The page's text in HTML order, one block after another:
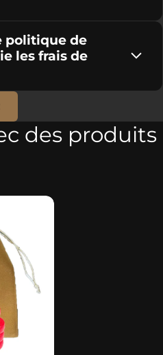
politique de
les frais de
des produits